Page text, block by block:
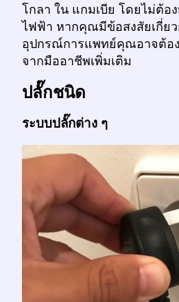
โกลา ใน แกมเบีย โดยไม่ต้อ
ไฟฟ้า หากคุณมีข้อสงสัยเกี่ย
อุปกรณ์การแพทย์คุณอาจต้อ
จากมืออาชีพเพิ่มเติม
ปลั๊กชนิด
ระบบปลั๊กต่าง ๆ